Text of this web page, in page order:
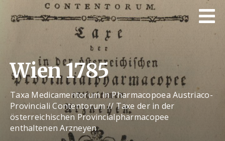
Wien 1785
Taxa Medicamentorum in Pharmacopoea Austriaco-
Provinciali Contentorum // Taxe der in der
österreichischen Provincialpharmacopee
enthaltenen Arzneyen